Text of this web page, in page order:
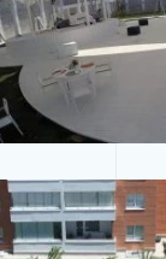
Tam Ekran